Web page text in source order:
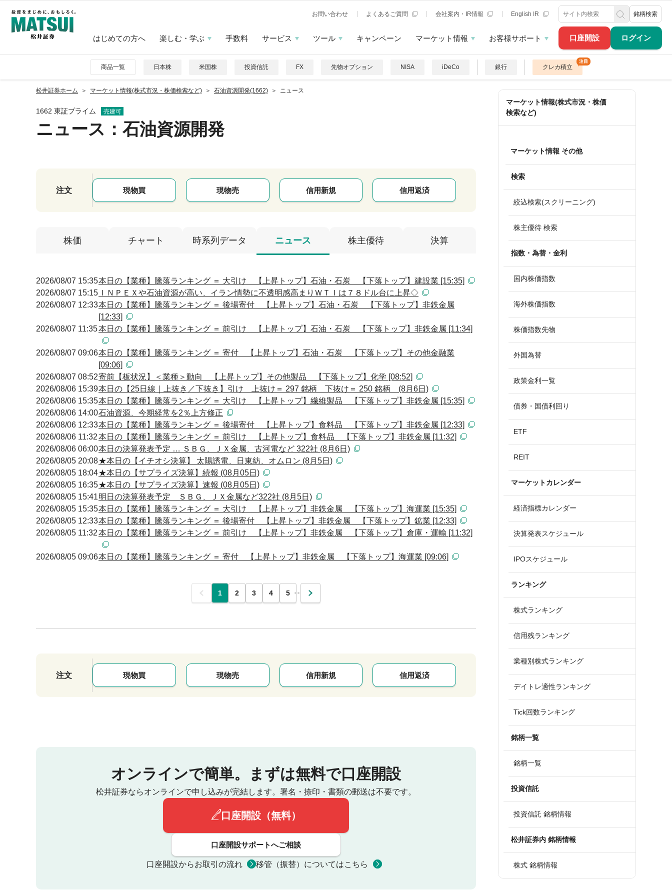
口座開設 ログイン
お問い合わせ よくあるご質問 会社案内・IR情報 English IR 銘柄検索
はじめての方へ 楽しむ・学ぶ 手数料 サービス ツール キャンペーン マーケット情報 お客様サポート
商品一覧 日本株 米国株 投資信託 FX 先物オプション NISA iDeCo 銀行 クレカ積立
松井証券ホーム マーケット情報(株式市況・株価検索など) 石油資源開発(1662) ニュース
1662 東証プライム 売建可
ニュース ：石油資源開発
注文 現物買 現物売 信用新規 信用返済
株価 チャート 時系列データ ニュース 株主優待 決算
2026/08/07 15:35本日の【業種】騰落ランキング ＝ 大引け 【上昇トップ】石油・石炭 【下落トップ】建設業 [15:35]
2026/08/07 15:15 ＩＮＰＥＸや石油資源が高い、イラン情勢に不透明感高まりＷＴＩは７８ドル台に上昇◇
2026/08/07 12:33本日の【業種】騰落ランキング ＝ 後場寄付 【上昇トップ】石油・石炭 【下落トップ】非鉄金属
[12:33]
2026/08/07 11:35本日の【業種】騰落ランキング ＝ 前引け 【上昇トップ】石油・石炭 【下落トップ】非鉄金属 [11:34]
2026/08/07 09:06本日の【業種】騰落ランキング ＝ 寄付 【上昇トップ】石油・石炭 【下落トップ】その他金融業
[09:06]
2026/08/07 08:52寄前【板状況】＜業種＞動向 【上昇トップ】その他製品 【下落トップ】化学 [08:52]
2026/08/06 15:39本日の【25日線｜上抜き／下抜き】引け 上抜け＝ 297 銘柄 下抜け＝ 250 銘柄 (8月6日)
2026/08/06 15:35本日の【業種】騰落ランキング ＝ 大引け 【上昇トップ】繊維製品 【下落トップ】非鉄金属 [15:35]
2026/08/06 14:00石油資源、今期経常を2％上方修正
2026/08/06 12:33本日の【業種】騰落ランキング ＝ 後場寄付 【上昇トップ】食料品 【下落トップ】非鉄金属 [12:33]
2026/08/06 11:32本日の【業種】騰落ランキング ＝ 前引け 【上昇トップ】食料品 【下落トップ】非鉄金属 [11:32]
2026/08/06 06:00本日の決算発表予定 … ＳＢＧ、ＪＸ金属、古河電など 322社 (8月6日)
2026/08/05 20:08★本日の【イチオシ決算】 太陽誘電、日東紡、オムロン (8月5日)
2026/08/05 18:04★本日の【サプライズ決算】続報 (08月05日)
2026/08/05 16:35★本日の【サプライズ決算】速報 (08月05日)
2026/08/05 15:41明日の決算発表予定 ＳＢＧ、ＪＸ金属など322社 (8月5日)
2026/08/05 15:35本日の【業種】騰落ランキング ＝ 大引け 【上昇トップ】非鉄金属 【下落トップ】海運業 [15:35]
2026/08/05 12:33本日の【業種】騰落ランキング ＝ 後場寄付 【上昇トップ】非鉄金属 【下落トップ】鉱業 [12:33]
2026/08/05 11:32本日の【業種】騰落ランキング ＝ 前引け 【上昇トップ】非鉄金属 【下落トップ】倉庫・運輸 [11:32]
2026/08/05 09:06本日の【業種】騰落ランキング ＝ 寄付 【上昇トップ】非鉄金属 【下落トップ】海運業 [09:06]
前 1 2 3 4 5 … 次
注文 現物買 現物売 信用新規 信用返済
オンラインで簡単。 まずは無料で口座開設
松井証券ならオンラインで申し込みが完結します。 署名・捺印・書類の郵送は不要です。
口座開設（無料）
口座開設サポートへご相談
口座開設からお取引の流れ 移管（振替）についてはこちら
マーケット情報(株式市況・株価
検索など)
マーケット情報 その他
検索
絞込検索(スクリーニング)
株主優待 検索
指数・為替・金利
国内株価指数
海外株価指数
株価指数先物
外国為替
政策金利一覧
債券・国債利回り
ETF
REIT
マーケットカレンダー
経済指標カレンダー
決算発表スケジュール
IPOスケジュール
ランキング
株式ランキング
信用残ランキング
業種別株式ランキング
デイトレ適性ランキング
Tick回数ランキング
銘柄一覧
銘柄一覧
投資信託
投資信託 銘柄情報
松井証券内 銘柄情報
株式 銘柄情報